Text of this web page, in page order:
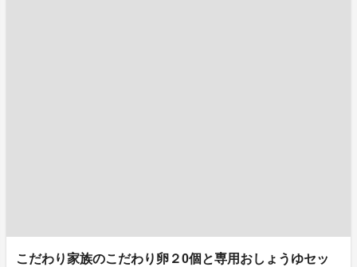
こだわり家族のこだわり卵２0個と専用おしょうゆセッ